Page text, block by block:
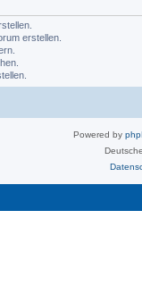
erstellen.
Powered by